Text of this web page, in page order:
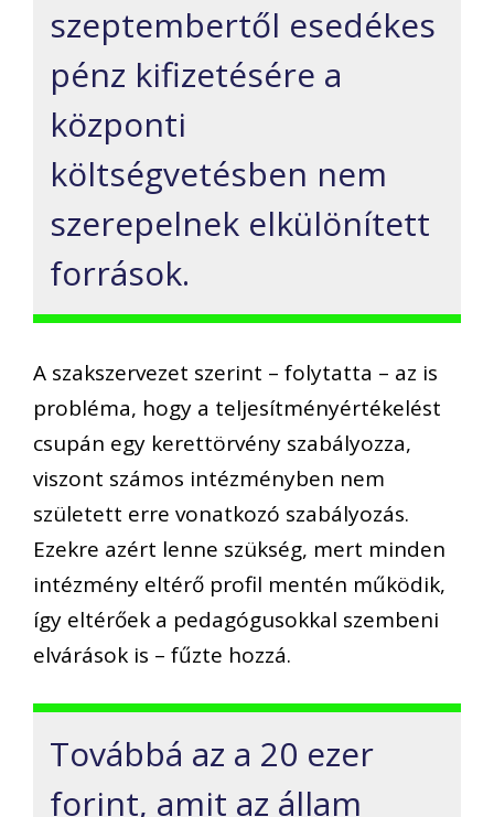
szeptembertől esedékes
pénz kifizetésére a
központi
költségvetésben nem
szerepelnek elkülönített
források.
A szakszervezet szerint – folytatta – az is
probléma, hogy a teljesítményértékelést
csupán egy kerettörvény szabályozza,
viszont számos intézményben nem
született erre vonatkozó szabályozás.
Ezekre azért lenne szükség, mert minden
intézmény eltérő profil mentén működik,
így eltérőek a pedagógusokkal szembeni
elvárások is – fűzte hozzá.
Továbbá az a 20 ezer
forint, amit az állam